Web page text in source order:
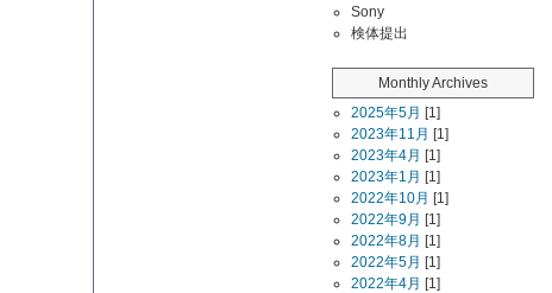
Sony
検体提出
Monthly Archives
2025年5月 [1]
2023年11月 [1]
2023年4月 [1]
2023年1月 [1]
2022年10月 [1]
2022年9月 [1]
2022年8月 [1]
2022年5月 [1]
2022年4月 [1]